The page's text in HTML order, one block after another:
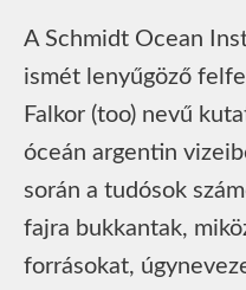
A Schmidt Ocean
ismét lenyűgöző
Falkor (too) nevű
óceán argentin
során a tudósok
fajra bukkantak,
forrásokat,